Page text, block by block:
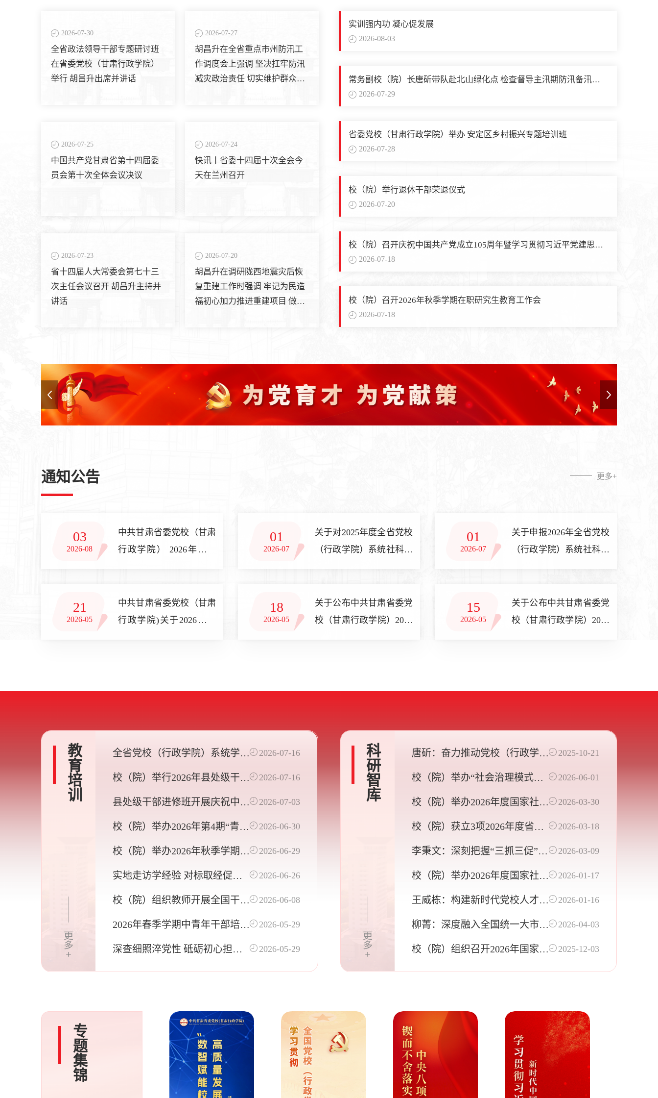
2026-07-30
全省政法领导干部专题研讨班
在省委党校（甘肃行政学院）
举行 胡昌升出席并讲话
2026-07-27
胡昌升在全省重点市州防汛工
作调度会上强调 坚决扛牢防汛
减灾政治责任 切实维护群众生
2026-07-25
中国共产党甘肃省第十四届委
员会第十次全体会议决议
2026-07-24
快讯丨省委十四届十次全会今
天在兰州召开
2026-07-23
省十四届人大常委会第七十三
次主任会议召开 胡昌升主持并
讲话
2026-07-20
胡昌升在调研陇西地震灾后恢
复重建工作时强调 牢记为民造
福初心加力推进重建项目 做实
实训强内功 凝心促发展
2026-08-03
常务副校（院）长唐斫带队赴北山绿化点 检查督导主汛期防汛备汛工
作 2026-07-29
省委党校（甘肃行政学院）举办 安定区乡村振兴专题培训班
2026-07-28
校（院）举行退休干部荣退仪式
2026-07-20
校（院）召开庆祝中国共产党成立105周年暨学习贯彻习近平党建思想
理论研讨会
2026-07-18
校（院）召开2026年秋季学期在职研究生教育工作会
2026-07-18
通知公告 更多+
03
2026-08
中共甘肃省委党校（甘肃
行政学院） 2026年公开
01
2026-07
关于对2025年度全省党校
（行政学院）系统社科规
划项目拟结项名单进行公
01
2026-07
关于申报2026年全省党校
（行政学院）系统社科规
21
2026-05
中共甘肃省委党校（甘肃
行政学院)关于2026年度
18
2026-05
关于公布中共甘肃省委党
校（甘肃行政学院）2026
15
2026-05
关于公布中共甘肃省委党
校（甘肃行政学院）2026
教育培训
全省党校（行政学院）系统学习
在安宁校区举办
2026-07-16
校（院）举行2026年县处级干部
社会主义思想进修班 结业式
2026-07-16
县处级干部进修班开展庆祝中国
使命”主题党日活动
2026-07-03
校（院）举办2026年第4期“青年
2026-06-30
校（院）举办2026年秋季学期集
2026-06-29
实地走访学经验 对标取经促发
2026-06-26
校（院）组织教师开展全国干部
2026-06-08
2026年春季学期中青年干部培训
2026-05-29
深查细照淬党性 砥砺初心担使
2026-05-29
科研智库
唐斫：奋力推动党校（行政学
2025-10-21
校（院）举办“社会治理模式转
沙龙
2026-06-01
校（院）举办2026年度国家社科
2026-03-30
校（院）获立3项2026年度省级
2026-03-18
李秉文：深刻把握“三抓三促”行
2026-03-09
校（院）举办2026年度国家社科
2026-01-17
王威栋：构建新时代党校人才工
2026-01-16
柳菁：深度融入全国统一大市场
2026-04-03
校（院）组织召开2026年国家社
2025-12-03
专题集锦